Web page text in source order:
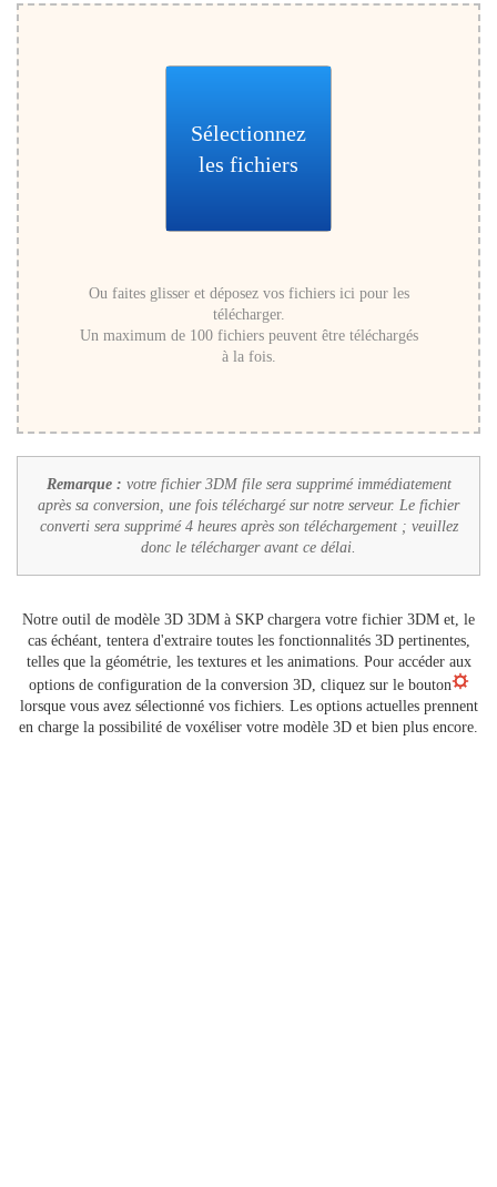
Sélectionnez
les fichiers
Ou faites glisser et déposez vos fichiers ici pour les
télécharger.
Un maximum de 100 fichiers peuvent être téléchargés
à la fois.
Remarque : votre fichier 3DM file sera supprimé immédiatement
après sa conversion, une fois téléchargé sur notre serveur. Le fichier
converti sera supprimé 4 heures après son téléchargement ; veuillez
donc le télécharger avant ce délai.
Notre outil de modèle 3D 3DM à SKP chargera votre fichier 3DM et, le
cas échéant, tentera d'extraire toutes les fonctionnalités 3D pertinentes,
telles que la géométrie, les textures et les animations. Pour accéder aux
options de configuration de la conversion 3D, cliquez sur le bouton
lorsque vous avez sélectionné vos fichiers. Les options actuelles prennent
en charge la possibilité de voxéliser votre modèle 3D et bien plus encore.